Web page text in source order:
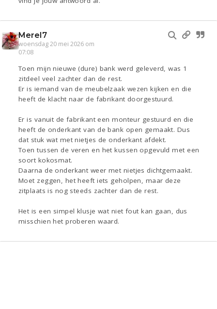
Merel7
woensdag 20 mei 2026 om
07:08
Toen mijn nieuwe (dure) bank werd geleverd, was 1
zitdeel veel zachter dan de rest.
Er is iemand van de meubelzaak wezen kijken en die
heeft de klacht naar de fabrikant doorgestuurd.
Er is vanuit de fabrikant een monteur gestuurd en die
heeft de onderkant van de bank open gemaakt. Dus
dat stuk wat met nietjes de onderkant afdekt.
Toen tussen de veren en het kussen opgevuld met een
soort kokosmat.
Daarna de onderkant weer met nietjes dichtgemaakt.
Moet zeggen, het heeft iets geholpen, maar deze
zitplaats is nog steeds zachter dan de rest.
Het is een simpel klusje wat niet fout kan gaan, dus
misschien het proberen waard.